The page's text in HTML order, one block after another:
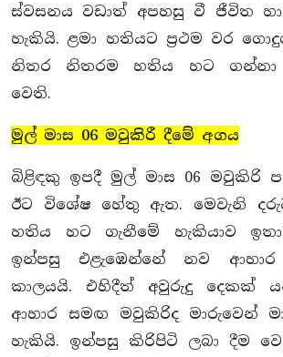
ස්වසනය වඩාත් අපහසු වී ජීවිත
හැකියි. ළමා හතියට ප්‍රථම වර
නිතර නිතරම හතිය හට ගන්නා
වෙති.
මුල් මාස 06 මවුකිරී දීමේ අගය
බිළිඳකු ඉපදී මුල් මාස 06 මවුකිරි
ඊට විශේෂ හේතු ඇත. මෙවැනි
හතිය හට ගැනීමේ හැකියාව
ඉන්පසු එළැඹෙන්නේ නව ආහාර
කාලයයි. එහිදීත් අවුරුදු දෙකක්
ආහාර සමඟ මවුකිරිද මාරුවෙන්
හැකියි. ඉන්පසු කිරිපිටි ලබා දීම